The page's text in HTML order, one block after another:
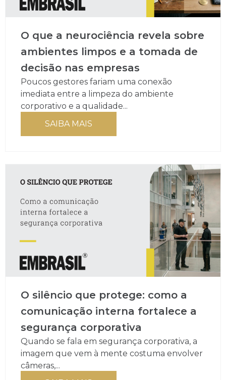
O que a neurociência revela sobre
ambientes limpos e a tomada de
decisão nas empresas
Poucos gestores fariam uma conexão
imediata entre a limpeza do ambiente
corporativo e a qualidade...
SAIBA MAIS
O silêncio que protege: como a
comunicação interna fortalece a
segurança corporativa
Quando se fala em segurança corporativa, a
imagem que vem à mente costuma envolver
câmeras,...